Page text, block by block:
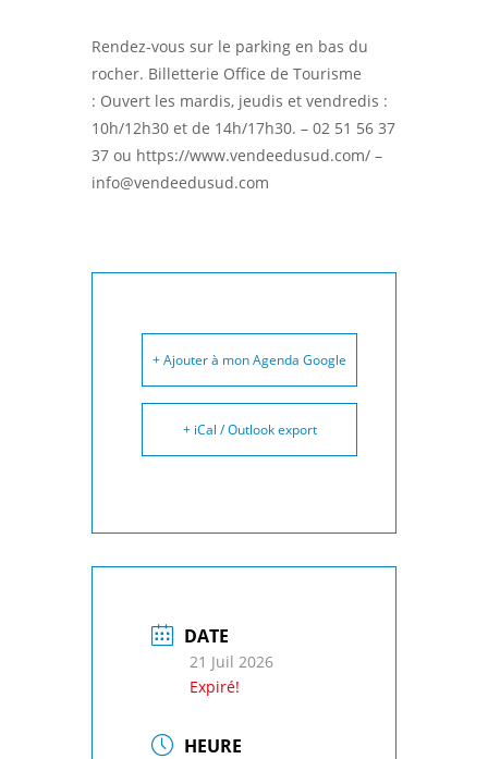
Rendez-vous sur le parking en bas du
rocher. Billetterie Office de Tourisme
: Ouvert les mardis, jeudis et vendredis :
10h/12h30 et de 14h/17h30. – 02 51 56 37
37 ou https://www.vendeedusud.com/ –
info@vendeedusud.com
+ Ajouter à mon Agenda Google
+ iCal / Outlook export
DATE
21 Juil 2026
Expiré!
HEURE